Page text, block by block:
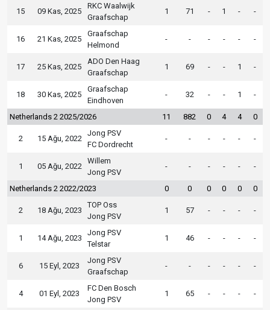
15 09 Kas, 2025
RKC Waalwijk
Graafschap
1 71 - 1 - -
16 21 Kas, 2025
Graafschap
Helmond
- - - - - -
17 25 Kas, 2025
ADO Den Haag
Graafschap
1 69 - - 1 -
18 30 Kas, 2025
Graafschap
Eindhoven
- 32 - - 1 -
Netherlands 2 2025/2026 11 882 0 4 4 0
2 15 Ağu, 2022
Jong PSV
FC Dordrecht
- - - - - -
1 05 Ağu, 2022
Willem
Jong PSV
- - - - - -
Netherlands 2 2022/2023 0 0 0 0 0 0
2 18 Ağu, 2023
TOP Oss
Jong PSV
1 57 - - - -
1 14 Ağu, 2023
Jong PSV
Telstar
1 46 - - - -
6 15 Eyl, 2023
Jong PSV
Graafschap
- - - - - -
4 01 Eyl, 2023
FC Den Bosch
Jong PSV
1 65 - - - -